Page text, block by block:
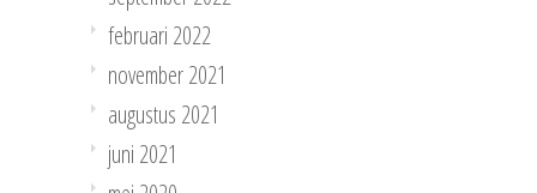
februari 2022
november 2021
augustus 2021
juni 2021